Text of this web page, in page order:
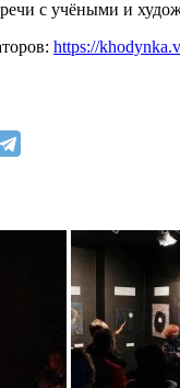
с учёными и
https://